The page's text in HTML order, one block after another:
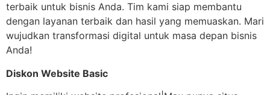
terbaik untuk bisnis Anda. Tim kami siap membantu
dengan layanan terbaik dan hasil yang memuaskan. Mari
wujudkan transformasi digital untuk masa depan bisnis
Anda!
Diskon Website Basic